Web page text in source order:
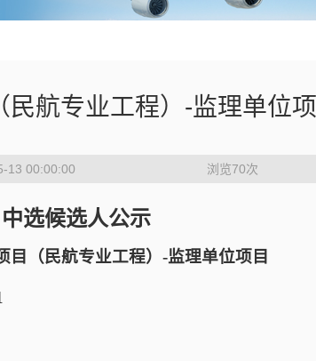
航专业工程）-监理单位
13 00:00:00 浏览70次
中选候选人公示
（民航专业工程）-监理单位项目